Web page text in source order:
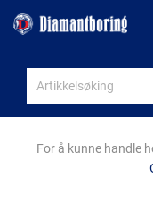
For å kunne handle